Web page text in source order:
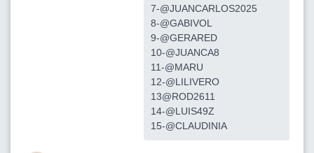
7-@JUANCARLOS2025
8-@GABIVOL
9-@GERARED
10-@JUANCA8
11-@MARU
12-@LILIVERO
13@ROD2611
14-@LUIS49Z
15-@CLAUDINIA